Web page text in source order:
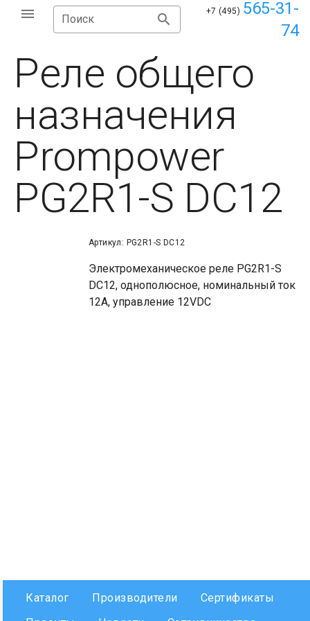
Поиск
+7 (495) 565-31-
74
Реле общего
назначения
Prompower
PG2R1-S DC12
Артикул: PG2R1-S DC12
Электромеханическое реле PG2R1-S
DC12, однополюсное, номинальный ток
12А, управление 12VDC
Каталог Производители
Сертификаты